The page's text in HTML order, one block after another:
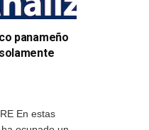
panameño
En estas